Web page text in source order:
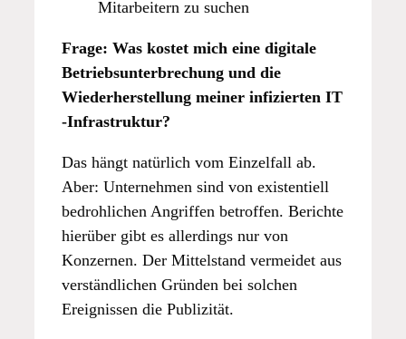
Mitarbeitern zu suchen
Frage: Was kostet mich eine digitale
Betriebsunterbrechung und die
Wiederherstellung meiner infizierten IT
-Infrastruktur?
Das hängt natürlich vom Einzelfall ab.
Aber: Unternehmen sind von existentiell
bedrohlichen Angriffen betroffen. Berichte
hierüber gibt es allerdings nur von
Konzernen. Der Mittelstand vermeidet aus
verständlichen Gründen bei solchen
Ereignissen die Publizität.